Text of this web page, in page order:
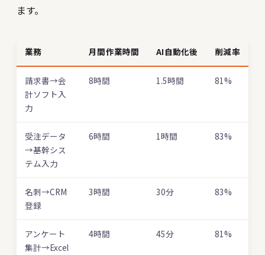
ます。
業務 月間作業時間 AI自動化後 削減率
請求書→会
計ソフト入
力
8時間 1.5時間 81%
受注データ
→基幹シス
テム入力
6時間 1時間 83%
名刺→CRM
登録
3時間 30分 83%
アンケート
集計→Excel
4時間 45分 81%